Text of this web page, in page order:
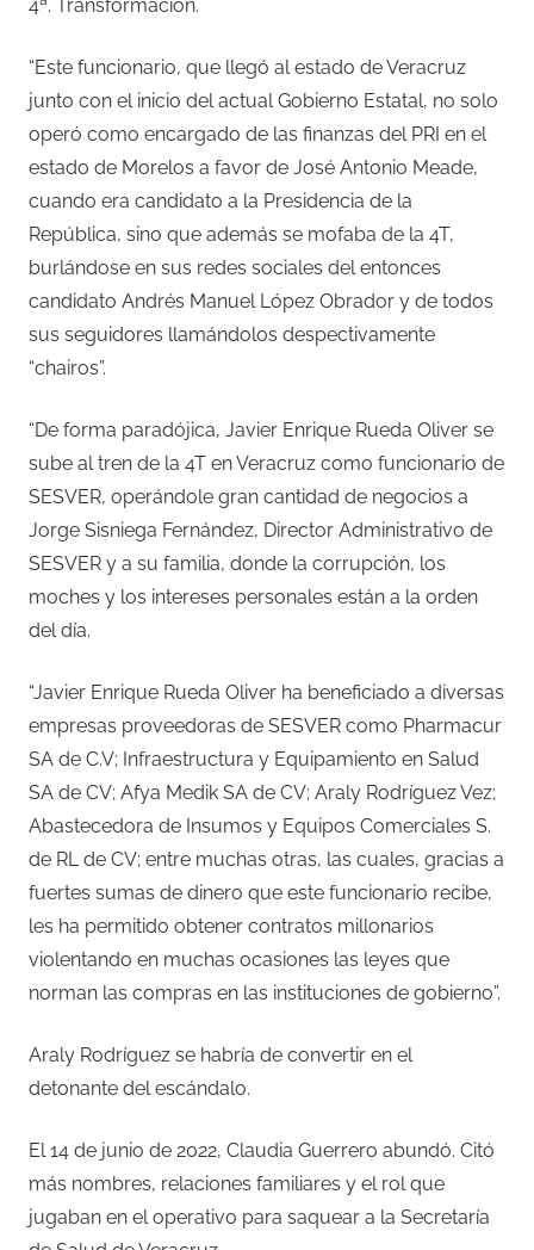
4ª. Transformación.
“Este funcionario, que llegó al estado de Veracruz
junto con el inicio del actual Gobierno Estatal, no solo
operó como encargado de las finanzas del PRI en el
estado de Morelos a favor de José Antonio Meade,
cuando era candidato a la Presidencia de la
República, sino que además se mofaba de la 4T,
burlándose en sus redes sociales del entonces
candidato Andrés Manuel López Obrador y de todos
sus seguidores llamándolos despectivamente
“chairos”.
“De forma paradójica, Javier Enrique Rueda Oliver se
sube al tren de la 4T en Veracruz como funcionario de
SESVER, operándole gran cantidad de negocios a
Jorge Sisniega Fernández, Director Administrativo de
SESVER y a su familia, donde la corrupción, los
moches y los intereses personales están a la orden
del día.
“Javier Enrique Rueda Oliver ha beneficiado a diversas
empresas proveedoras de SESVER como Pharmacur
SA de C.V; Infraestructura y Equipamiento en Salud
SA de CV; Afya Medik SA de CV; Araly Rodríguez Vez;
Abastecedora de Insumos y Equipos Comerciales S.
de RL de CV; entre muchas otras, las cuales, gracias a
fuertes sumas de dinero que este funcionario recibe,
les ha permitido obtener contratos millonarios
violentando en muchas ocasiones las leyes que
norman las compras en las instituciones de gobierno”.
Araly Rodríguez se habría de convertir en el
detonante del escándalo.
El 14 de junio de 2022, Claudia Guerrero abundó. Citó
más nombres, relaciones familiares y el rol que
jugaban en el operativo para saquear a la Secretaría